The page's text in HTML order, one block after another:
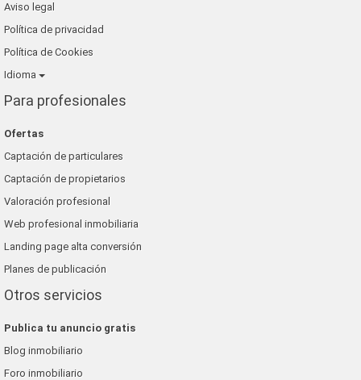
Aviso legal
Política de privacidad
Política de Cookies
Idioma
Para profesionales
Ofertas
Captación de particulares
Captación de propietarios
Valoración profesional
Web profesional inmobiliaria
Landing page alta conversión
Planes de publicación
Otros servicios
Publica tu anuncio gratis
Blog inmobiliario
Foro inmobiliario